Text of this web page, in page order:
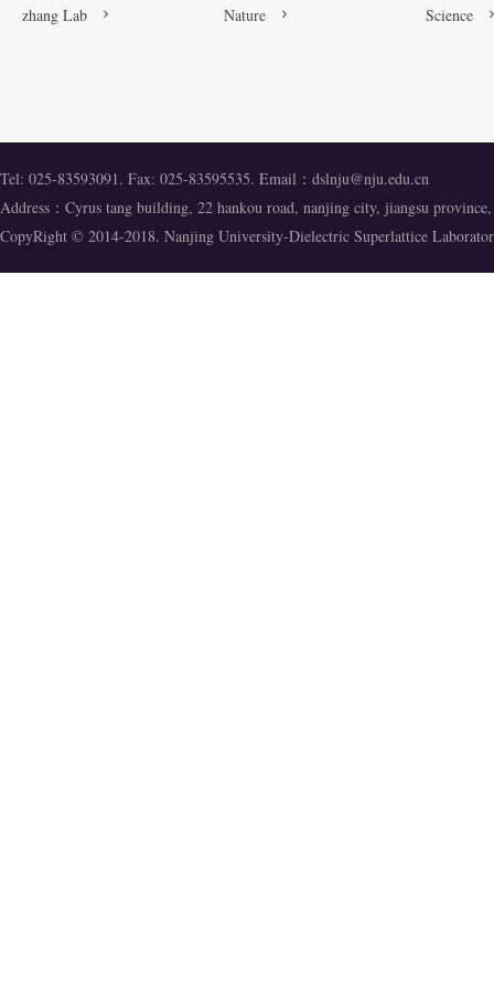
zhang Lab
Nature Science
Tel: 025-83593091. Fax: 025-83595535. Email： dslnju@nju.edu.cn
Address：Cyrus tang building, 22 hankou road, nanjing city, jiangsu
CopyRight © 2014-2018. Nanjing University-Dielectric Superlattice